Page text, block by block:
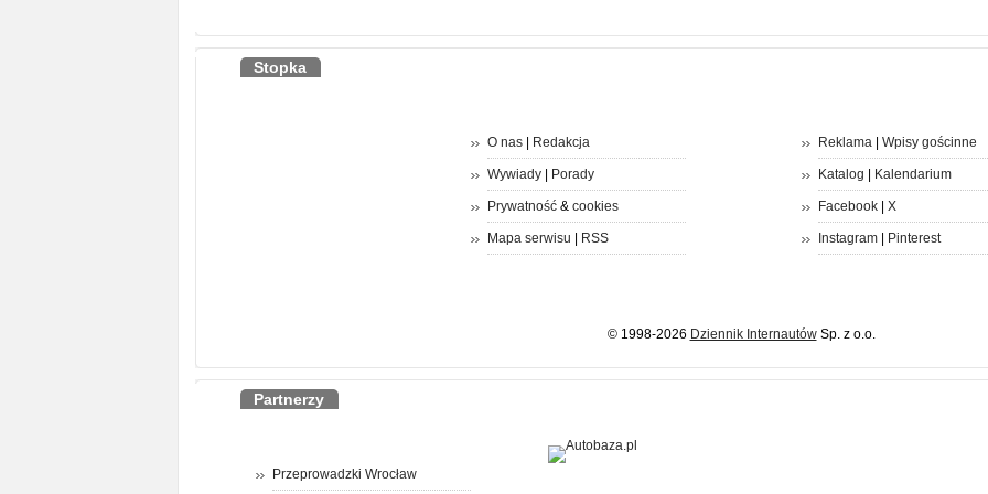
Stopka
O nas| Redakcja
Wywiady| Porady
Prywatność& cookies
Mapa serwisu RSS
Reklama| Wpisy gościnne
Katalog Kalendarium
Facebook| X
Instagram| Pinterest
© 1998-2026 Dziennik InternautówSp. z o.o.
Partnerzy
Przeprowadzki Wrocław